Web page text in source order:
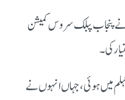
نے پنجاب پبلک سروس کمیشن
کی۔
میں ہوئی، جہاں انہوں نے